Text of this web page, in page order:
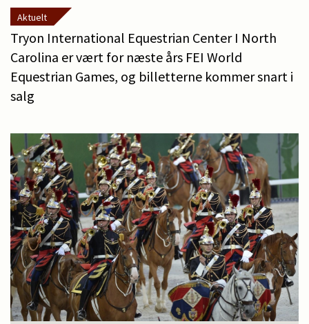
Aktuelt
Tryon International Equestrian Center I North
Carolina er vært for næste års FEI World
Equestrian Games, og billetterne kommer snart i
salg